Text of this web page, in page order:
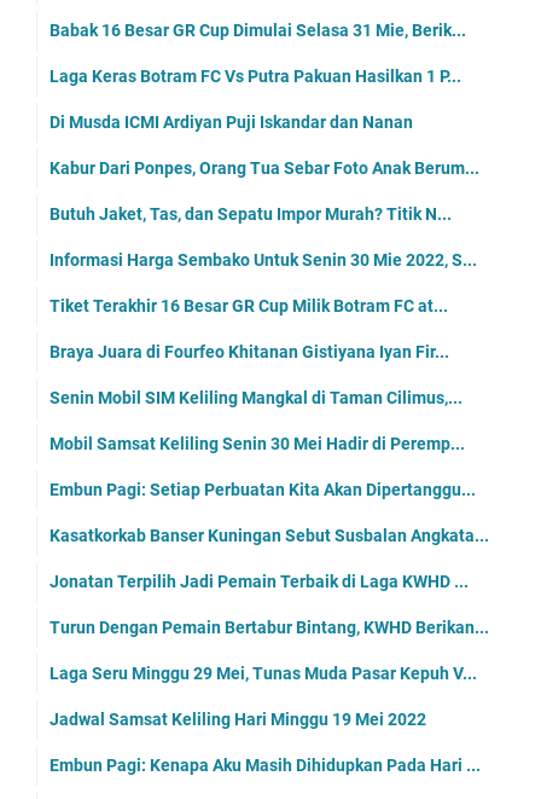
Babak 16 Besar GR Cup Dimulai Selasa 31 Mie, Berik...
Laga Keras Botram FC Vs Putra Pakuan Hasilkan 1 P...
Di Musda ICMI Ardiyan Puji Iskandar dan Nanan
Kabur Dari Ponpes, Orang Tua Sebar Foto Anak Berum...
Butuh Jaket, Tas, dan Sepatu Impor Murah? Titik N...
Informasi Harga Sembako Untuk Senin 30 Mie 2022, S...
Tiket Terakhir 16 Besar GR Cup Milik Botram FC at...
Braya Juara di Fourfeo Khitanan Gistiyana Iyan Fir...
Senin Mobil SIM Keliling Mangkal di Taman Cilimus,...
Mobil Samsat Keliling Senin 30 Mei Hadir di Peremp...
Embun Pagi: Setiap Perbuatan Kita Akan Dipertanggu...
Kasatkorkab Banser Kuningan Sebut Susbalan Angkata...
Jonatan Terpilih Jadi Pemain Terbaik di Laga KWHD ...
Turun Dengan Pemain Bertabur Bintang, KWHD Berikan...
Laga Seru Minggu 29 Mei, Tunas Muda Pasar Kepuh V...
Jadwal Samsat Keliling Hari Minggu 19 Mei 2022
Embun Pagi: Kenapa Aku Masih Dihidupkan Pada Hari ...